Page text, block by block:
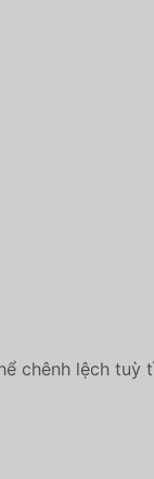
chênh lệch tuỳ